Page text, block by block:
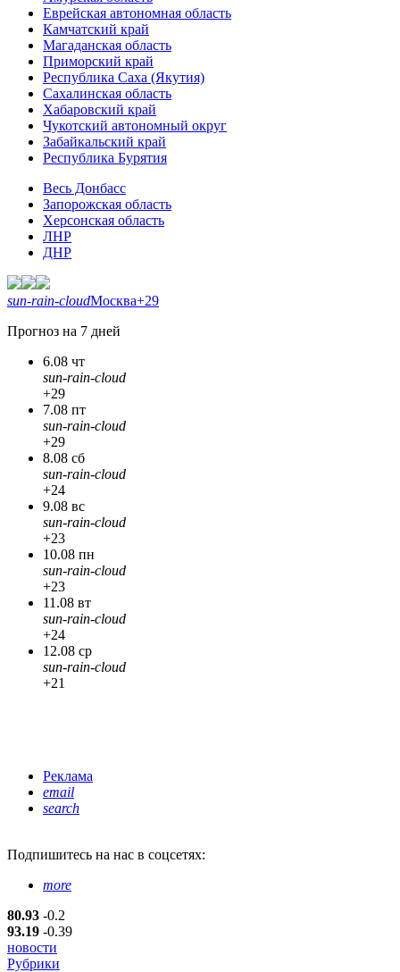
Еврейская автономная область
Камчатский край
Магаданская область
Приморский край
Республика Саха (Якутия)
Сахалинская область
Хабаровский край
Чукотский автономный округ
Забайкальский край
Республика Бурятия
Весь Донбасс
Запорожская область
Херсонская область
ЛНР
ДНР
sun-rain-cloudМосква+29
Прогноз на 7 дней
6.08 чт
sun-rain-cloud
+29
7.08 пт
sun-rain-cloud
+29
8.08 сб
sun-rain-cloud
+24
9.08 вс
sun-rain-cloud
+23
10.08 пн
sun-rain-cloud
+23
11.08 вт
sun-rain-cloud
+24
12.08 ср
sun-rain-cloud
+21
Реклама
email
search
Подпишитесь на нас в соцсетях:
more
80.93 -0.2
93.19 -0.39
новости
Рубрики